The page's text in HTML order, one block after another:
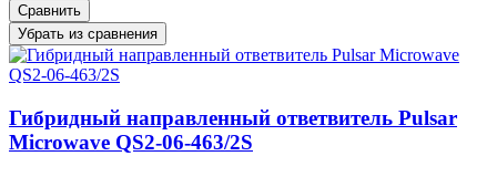
Сравнить
Убрать из сравнения
Гибридный направленный ответвитель Pulsar
Microwave QS2-06-463/2S